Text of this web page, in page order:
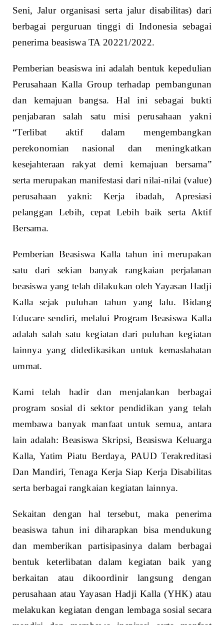
Seni, Jalur organisasi serta jalur disabilitas) dari
berbagai perguruan tinggi di Indonesia sebagai
penerima beasiswa TA 20221/2022.
Pemberian beasiswa ini adalah bentuk kepedulian
Perusahaan Kalla Group terhadap pembangunan
dan kemajuan bangsa. Hal ini sebagai bukti
penjabaran salah satu misi perusahaan yakni
“Terlibat aktif dalam mengembangkan
perekonomian nasional dan meningkatkan
kesejahteraan rakyat demi kemajuan bersama”
serta merupakan manifestasi dari nilai-nilai (value)
perusahaan yakni: Kerja ibadah, Apresiasi
pelanggan Lebih, cepat Lebih baik serta Aktif
Bersama.
Pemberian Beasiswa Kalla tahun ini merupakan
satu dari sekian banyak rangkaian perjalanan
beasiswa yang telah dilakukan oleh Yayasan Hadji
Kalla sejak puluhan tahun yang lalu. Bidang
Educare sendiri, melalui Program Beasiswa Kalla
adalah salah satu kegiatan dari puluhan kegiatan
lainnya yang didedikasikan untuk kemaslahatan
ummat.
Kami telah hadir dan menjalankan berbagai
program sosial di sektor pendidikan yang telah
membawa banyak manfaat untuk semua, antara
lain adalah: Beasiswa Skripsi, Beasiswa Keluarga
Kalla, Yatim Piatu Berdaya, PAUD Terakreditasi
Dan Mandiri, Tenaga Kerja Siap Kerja Disabilitas
serta berbagai rangkaian kegiatan lainnya.
Sekaitan dengan hal tersebut, maka penerima
beasiswa tahun ini diharapkan bisa mendukung
dan memberikan partisipasinya dalam berbagai
bentuk keterlibatan dalam kegiatan baik yang
berkaitan atau dikoordinir langsung dengan
perusahaan atau Yayasan Hadji Kalla (YHK) atau
melakukan kegiatan dengan lembaga sosial secara